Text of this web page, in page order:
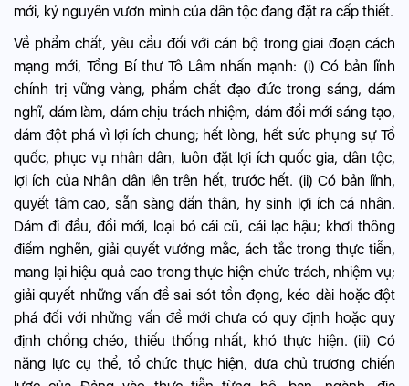
mới, kỷ nguyên vươn mình của dân tộc đang đặt ra cấp thiết.
Về phẩm chất, yêu cầu đối với cán bộ trong giai đoạn cách
mạng mới, Tổng Bí thư Tô Lâm nhấn mạnh: (i) Có bản lĩnh
chính trị vững vàng, phẩm chất đạo đức trong sáng, dám
nghĩ, dám làm, dám chịu trách nhiệm, dám đổi mới sáng tạo,
dám đột phá vì lợi ích chung; hết lòng, hết sức phụng sự Tổ
quốc, phục vụ nhân dân, luôn đặt lợi ích quốc gia, dân tộc,
lợi ích của Nhân dân lên trên hết, trước hết. (ii) Có bản lĩnh,
quyết tâm cao, sẵn sàng dấn thân, hy sinh lợi ích cá nhân.
Dám đi đầu, đổi mới, loại bỏ cái cũ, cái lạc hậu; khơi thông
điểm nghẽn, giải quyết vướng mắc, ách tắc trong thực tiễn,
mang lại hiệu quả cao trong thực hiện chức trách, nhiệm vụ;
giải quyết những vấn đề sai sót tồn đọng, kéo dài hoặc đột
phá đối với những vấn đề mới chưa có quy định hoặc quy
định chồng chéo, thiếu thống nhất, khó thực hiện. (iii) Có
năng lực cụ thể, tổ chức thực hiện, đưa chủ trương chiến